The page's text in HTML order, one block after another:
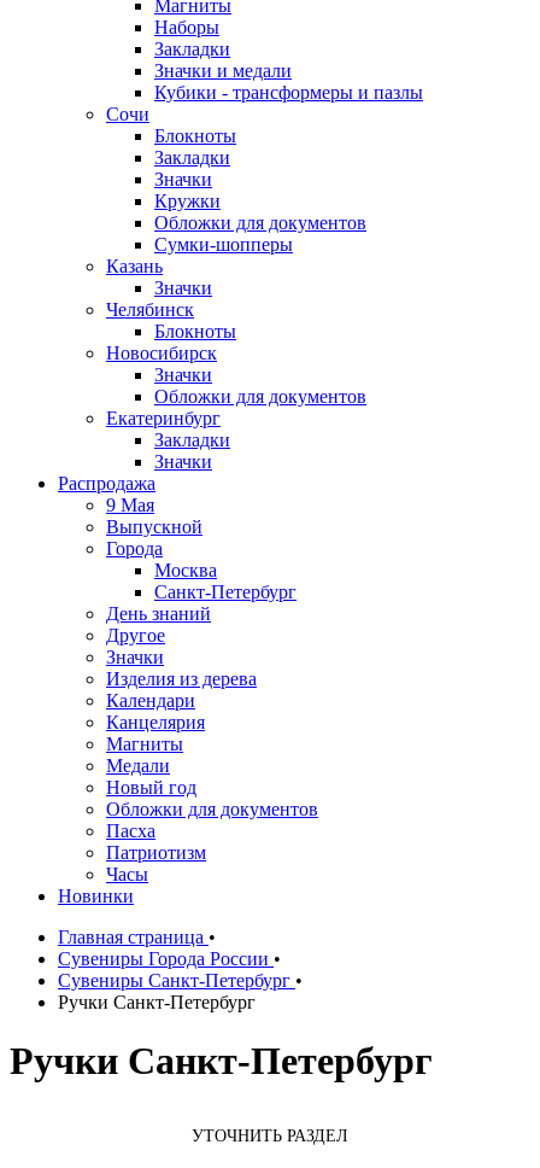
Магниты
Наборы
Закладки
Значки и медали
Кубики - трансформеры и пазлы
Сочи
Блокноты
Закладки
Значки
Кружки
Обложки для документов
Сумки-шопперы
Казань
Значки
Челябинск
Блокноты
Новосибирск
Значки
Обложки для документов
Екатеринбург
Закладки
Значки
Распродажа
9 Мая
Выпускной
Города
Москва
Санкт-Петербург
День знаний
Другое
Значки
Изделия из дерева
Календари
Канцелярия
Магниты
Медали
Новый год
Обложки для документов
Пасха
Патриотизм
Часы
Новинки
Главная страница •
Сувениры Города России •
Сувениры Санкт-Петербург •
Ручки Санкт-Петербург
Ручки Санкт-Петербург
УТОЧНИТЬ РАЗДЕЛ